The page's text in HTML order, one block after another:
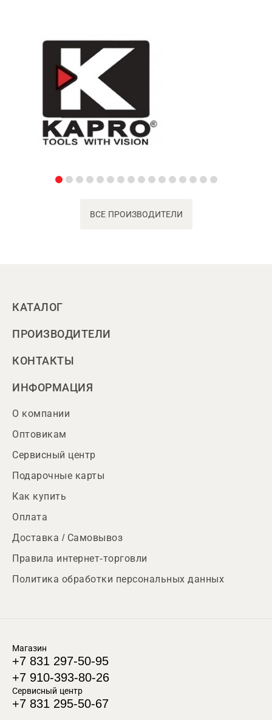
ВСЕ ПРОИЗВОДИТЕЛИ
КАТАЛОГ
ПРОИЗВОДИТЕЛИ
КОНТАКТЫ
ИНФОРМАЦИЯ
О компании
Оптовикам
Сервисный центр
Подарочные карты
Как купить
Оплата
Доставка / Самовывоз
Правила интернет-торговли
Политика обработки персональных данных
Магазин
+7 831 297-50-95
+7 910-393-80-26
Сервисный центр
+7 831 295-50-67